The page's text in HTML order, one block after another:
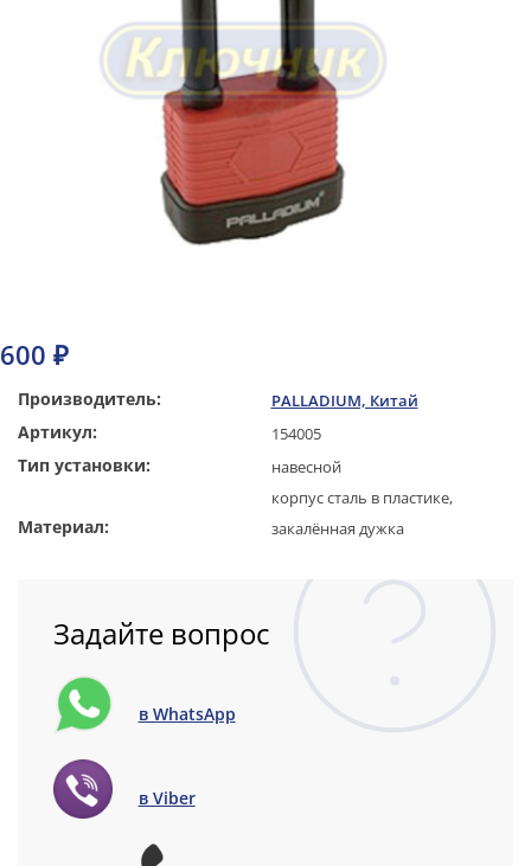
Производитель: PALLADIUM, Китай
Артикул: 154005
Тип установки: навесной
Материал:
корпус сталь в пластике,
закалённая дужка
600 ₽
Задайте вопрос
в WhatsApp
в Viber